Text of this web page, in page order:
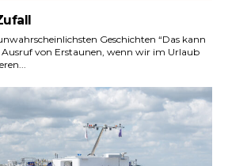
Geschichten “Das kann
Ausruf von Erstaunen, wenn wir im Urlaub